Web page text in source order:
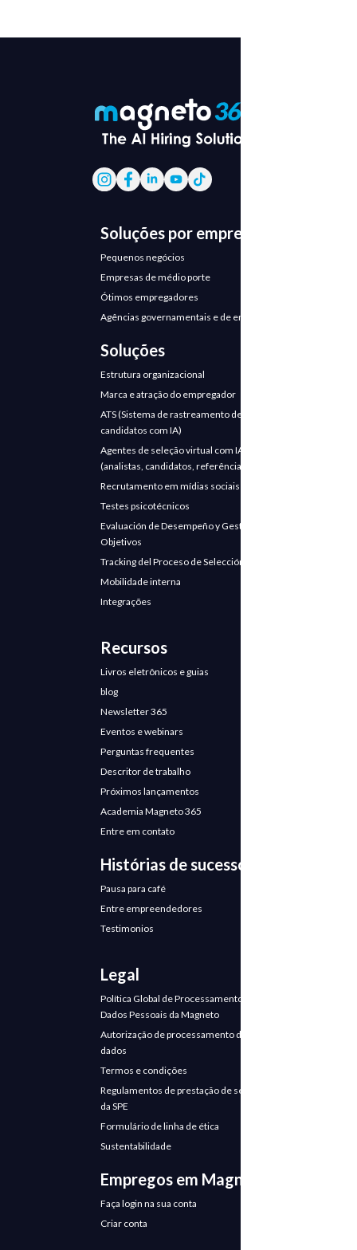
Soluções por empresa
Pequenos negócios
Empresas de médio porte
Ótimos empregadores
Agências governamentais e de emprego
Soluções
Estrutura organizacional
Marca e atração do empregador
ATS (Sistema de rastreamento de
candidatos com IA)
Agentes de seleção virtual com IA
(analistas, candidatos, referências)
Recrutamento em mídias sociais
Testes psicotécnicos
Evaluación de Desempeño y Gestión de
Objetivos
Tracking del Proceso de Selección
Mobilidade interna
Integrações
Recursos
Livros eletrônicos e guias
blog
Newsletter 365
Eventos e webinars
Perguntas frequentes
Descritor de trabalho
Próximos lançamentos
Academia Magneto 365
Entre em contato
Histórias de sucesso
Pausa para café
Entre empreendedores
Testimonios
Legal
Política Global de Processamento de
Dados Pessoais da Magneto
Autorização de processamento de
dados
Termos e condições
Regulamentos de prestação de serviços
da SPE
Formulário de linha de ética
Sustentabilidade
Empregos em Magneto
Faça login na sua conta
Criar conta